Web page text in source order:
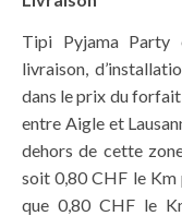
Tipi Pyjama Party
livraison,
dans le prix du
entre Aigle et
dehors de cette
soit 0,80 CHF le
que 0,80 CHF le